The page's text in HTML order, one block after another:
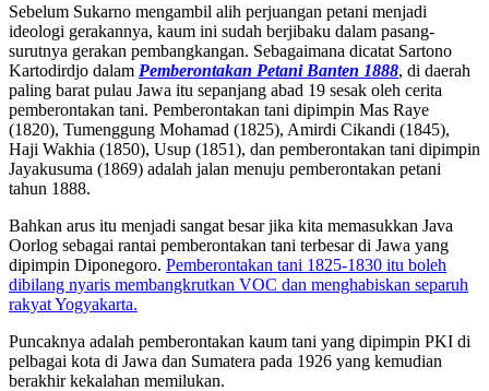
Sebelum Sukarno mengambil alih perjuangan petani menjadi
ideologi gerakannya, kaum ini sudah berjibaku dalam pasang-
surutnya gerakan pembangkangan. Sebagaimana dicatat Sartono
Kartodirdjo dalam Pemberontakan Petani Banten 1888, di daerah
paling barat pulau Jawa itu sepanjang abad 19 sesak oleh cerita
pemberontakan tani. Pemberontakan tani dipimpin Mas Raye
(1820), Tumenggung Mohamad (1825), Amirdi Cikandi (1845),
Haji Wakhia (1850), Usup (1851), dan pemberontakan tani dipimpin
Jayakusuma (1869) adalah jalan menuju pemberontakan petani
tahun 1888.
Bahkan arus itu menjadi sangat besar jika kita memasukkan Java
Oorlog sebagai rantai pemberontakan tani terbesar di Jawa yang
dipimpin Diponegoro. Pemberontakan tani 1825-1830 itu boleh
dibilang nyaris membangkrutkan VOC dan menghabiskan separuh
rakyat Yogyakarta.
Puncaknya adalah pemberontakan kaum tani yang dipimpin PKI di
pelbagai kota di Jawa dan Sumatera pada 1926 yang kemudian
berakhir kekalahan memilukan.